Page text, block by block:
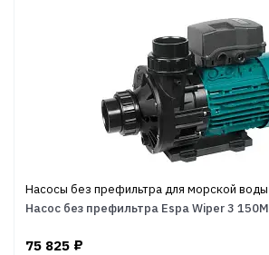
Насосы без префильтра для морской воды
Насос без префильтра Espa Wiper 3 150M
75 825 ₽